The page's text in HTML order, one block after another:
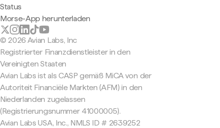
Status
Morse-App herunterladen
© 2026 Avian Labs, Inc
Registrierter Finanzdienstleister in den
Vereinigten Staaten
Avian Labs ist als CASP gemäß MiCA von der
Autoriteit Financiële Markten (AFM) in den
Niederlanden zugelassen
(Registrierungsnummer 41000005).
Avian Labs USA, Inc., NMLS ID # 2639252